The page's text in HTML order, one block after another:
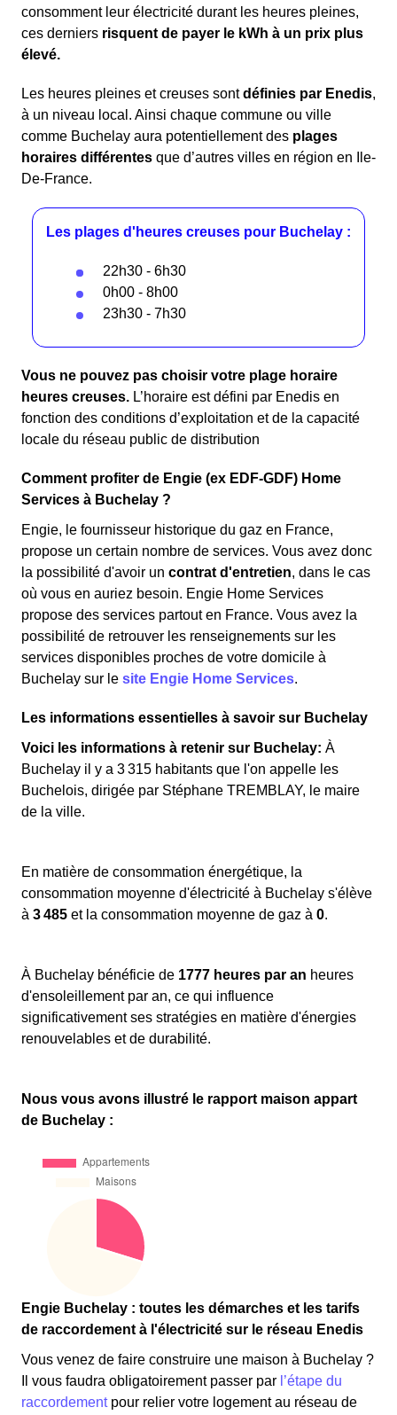
consomment leur électricité durant les heures pleines,
ces derniers risquent de payer le kWh à un prix plus
élevé.
Les heures pleines et creuses sontdéfinies par Enedis,
à un niveau local. Ainsi chaque commune ou ville
comme Buchelay aura potentiellement des plages
horaires différentes que d’autres villes en région en Ile-
De-France.
Les plages d'heures creuses pour Buchelay :
22h30 - 6h30
0h00 - 8h00
23h30 - 7h30
Vous ne pouvez pas choisir votre plage horaire
heures creuses. L’horaire est défini par Enedis en
fonction des conditions d’exploitation et de la capacité
locale du réseau public de distribution
Comment profiter de Engie (ex EDF-GDF) Home
Services à Buchelay ?
Engie, le fournisseur historique du gaz en France,
propose un certain nombre de services. Vous avez donc
la possibilité d'avoir un contrat d'entretien, dans le cas
où vous en auriez besoin. Engie Home Services
propose des services partout en France. Vous avez la
possibilité de retrouver les renseignements sur les
services disponibles proches de votre domicile à
Buchelay sur le site Engie Home Services.
Les informations essentielles à savoir sur Buchelay
Voici les informations à retenir sur Buchelay: À
Buchelay il y a 3 315 habitants que l'on appelle les
Buchelois, dirigée par Stéphane TREMBLAY, le maire
de la ville.
En matière de consommation énergétique, la
consommation moyenne d'électricité à Buchelay s'élève
à 3 485 et la consommation moyenne de gaz à 0.
À Buchelay bénéficie de 1777 heures par an heures
d'ensoleillement par an, ce qui influence
significativement ses stratégies en matière d'énergies
renouvelables et de durabilité.
Nous vous avons illustré le rapport maison appart
de Buchelay :
Engie Buchelay : toutes les démarches et les tarifs
de raccordement à l'électricité sur le réseau Enedis
Vous venez de faire construire une maison à Buchelay ?
Il vous faudra obligatoirement passer par l’étape du
raccordementpour relier votre logement au réseau de